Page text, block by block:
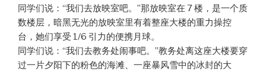
同学们说：“我们去放映室吧。”那放映室在 7 楼，是一个质
数楼层，暗黑无光的放映室里有着整座大楼的重力操控
台，她们享受 1/6 引力的便携月球。
同学们说：“我们去教务处闹事吧。”教务处离这座大楼要穿
过一片夕阳下的粉色的海滩、一座暴风雪中的冰封的大